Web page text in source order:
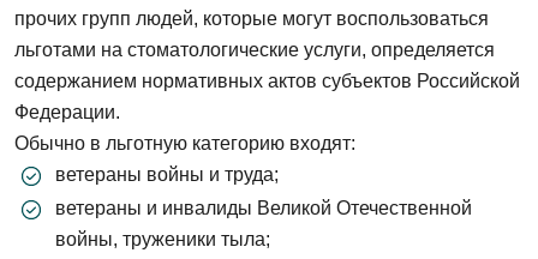
прочих групп людей, которые могут воспользоваться
льготами на стоматологические услуги, определяется
содержанием нормативных актов субъектов Российской
Федерации.
Обычно в льготную категорию входят:
ветераны войны и труда;
ветераны и инвалиды Великой Отечественной
войны, труженики тыла;